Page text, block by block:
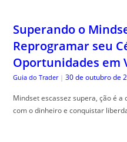
Superando o
Reprogramar seu
Oportunidades em
Guia do Trader | 30 de outubro de
Mindset escassez supera, ção é
com o dinheiro e conquistar